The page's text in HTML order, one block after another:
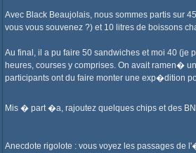
Avec Black Beaujolais, nous sommes partis sur
vous vous souvenez ?) et 10 litres de boissons
Au final, il a pu faire 50 sandwiches et moi 40
heures, courses y comprises. On avait ramen�
participants ont du faire monter une exp�dition
Mis � part �a, rajoutez quelques chips et des
Anecdote rigolote : vous voyez les passages de